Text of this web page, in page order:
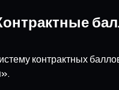
контрактных